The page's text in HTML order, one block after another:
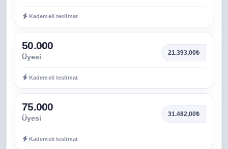
Kademeli teslimat
50.000
Üyesi 21.393,00₺
Kademeli teslimat
75.000
Üyesi 31.482,00₺
Kademeli teslimat